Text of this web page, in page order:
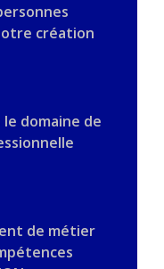
création
domaine de
de métier